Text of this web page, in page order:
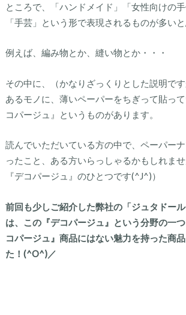
ところで、「ハンドメイド」「女性向けの手
「手芸」という形で表現されるものが多いと
例えば、編み物とか、縫い物とか・・・
その中に、（かなりざっくりとした説明で
あるモノに、薄いペーパーをちぎって貼っ
コパージュ』というものがあります。
読んでいただいている方の中で、ペーパー
ったこと、ある方いらっしゃるかもしれま
『デコパージュ』のひとつです(^J^)）
前回も少しご紹介した弊社の「ジュタドー
は、この『デコパージュ』という分野の一
コパージュ』商品にはない魅力を持った商
た！(^O^)／